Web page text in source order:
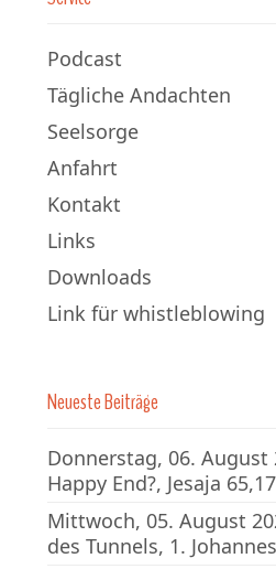
Podcast
Tägliche Andachten
Seelsorge
Anfahrt
Kontakt
Links
Downloads
Link für whistleblowing
Neueste Beiträge
Donnerstag, 06. August
Happy End?, Jesaja 65,17
Mittwoch, 05. August
des Tunnels, 1.